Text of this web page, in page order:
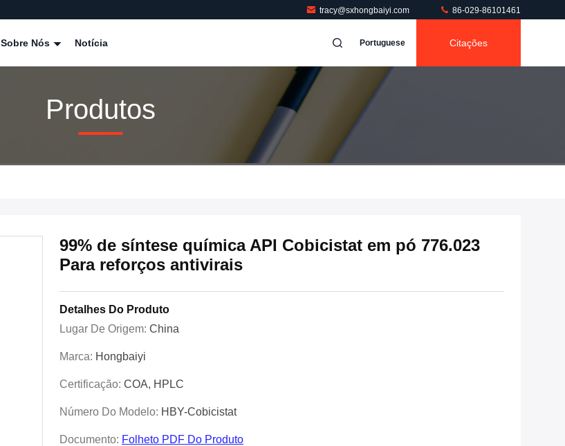
tracy@sxhongbaiyi.com 86-029-86101461
Sobre Nós Notícia Portuguese Citações
Produtos
99% de síntese química API Cobicistat em pó 776.023
Para reforços antivirais
Detalhes Do Produto
Lugar De Origem: China
Marca: Hongbaiyi
Certificação: COA, HPLC
Número Do Modelo: HBY-Cobicistat
Documento: Folheto PDF Do Produto